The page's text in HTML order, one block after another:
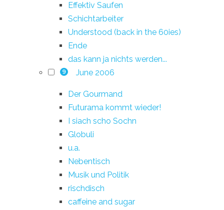
Effektiv Saufen
Schichtarbeiter
Understood (back in the 60ies)
Ende
das kann ja nichts werden...
9 June 2006
Der Gourmand
Futurama kommt wieder!
I siach scho Sochn
Globuli
u.a.
Nebentisch
Musik und Politik
rischdisch
caffeine and sugar